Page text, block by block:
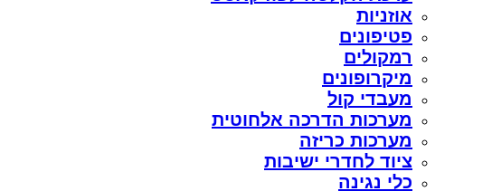
אוזניות
פטיפונים
רמקולים
מיקרופונים
מעבדי קול
מערכות הדרכה אלחוטית
מערכות כריזה
ציוד לחדרי ישיבות
כלי נגינה